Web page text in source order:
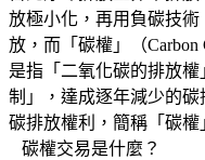
放極小化，再用負碳技
放，而「碳權」（
是指「二氧化碳的排放
制」，達成逐年減少的
碳排放權利，簡稱「碳權
碳權交易是什麼？